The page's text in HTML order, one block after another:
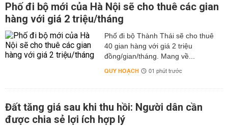
Phố đi bộ mới của Hà Nội sẽ cho thuê các gian
hàng với giá 2 triệu/tháng
Phố đi bộ Thành Thái sẽ cho thuê
40 gian hàng với giá 2 triệu
đồng/gian/tháng. Mang về...
QUY HOẠCH 01 phút trước
Đất tăng giá sau khi thu hồi: Người dân cần
được chia sẻ lợi ích hợp lý